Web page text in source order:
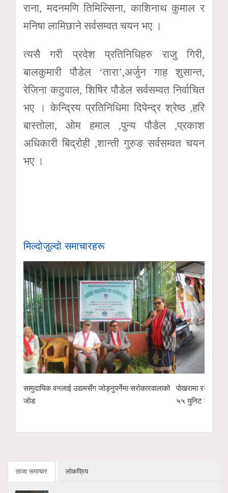
राना, मदनमणि तिमिल्सिना, काशिनाथ कुमाल र
मनिषा लामिछाने सर्वसम्वत चयन भए ।
त्यसै गरी प्रदेश प्रतिनिधिहरु राजु गिरी,
बालकुमारी पौडेल ‘तारा’,अर्जुन गाह शुसान्त,
रेजिना कटुवाल, शिषिर पौडेल सर्वसम्वत निर्वाचित
भए । केन्द्रिय प्रतिनिधिमा दिपेन्द्र श्रेष्ठ ,हरि
बास्तोला, ओम हमाल ,पुन्य पौडेल ,प्रकाश
अधिकारी बिद्रोही ,शान्ती गुरुङ सर्वसम्वत चयन
भए ।
मिल्दोजुल्दो समाचारहरू
सरोकारवालाको पोखरामा रगत अभाव हुन नदिन लायन्स क्लबको रक्तदान,
ताजा समाचार लोकप्रिय